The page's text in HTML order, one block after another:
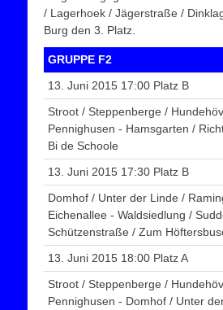
/ Lagerhoek / Jägerstraße /
Burg den 3. Platz.
GRUPPE F2
13. Juni 2015 17:00 Platz B
Stroot / Steppenberge /
Pennighusen - Hamsgarten /
Bi de Schoole
13. Juni 2015 17:30 Platz B
Domhof / Unter der Linde /
Eichenallee - Waldsiedlung /
Schützenstraße / Zum
13. Juni 2015 18:00 Platz A
Stroot / Steppenberge /
Pennighusen - Domhof / Unter